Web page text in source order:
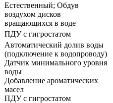
Естественный; Обдув
воздухом дисков
вращающихся в воде
ПДУ с гигростатом
Автоматический долив воды
(подключение к водопроводу)
Датчик минимального уровня
воды
Добавление ароматических
масел
ПДУ с гигростатом